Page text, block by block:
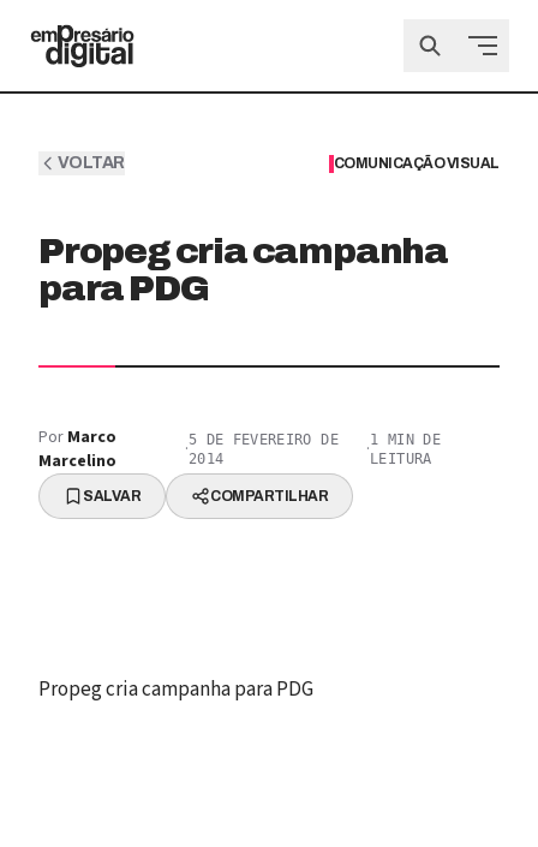
VOLTAR COMUNICAÇÃO VISUAL
Propeg cria campanha
para PDG
Por Marco
Marcelino
·5 DE FEVEREIRO DE
2014
·1 MIN DE
LEITURA
SALVAR COMPARTILHAR
Propeg cria campanha para PDG